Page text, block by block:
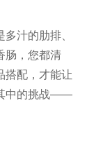
汁的肋排、
肠，您都清
搭配，才能让
中的挑战——